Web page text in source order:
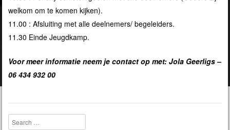
welkom om te komen kĳken).
11.00 : Afsluiting met alle deelnemers/ begeleiders.
11.30 Einde Jeugdkamp.
Voor meer informatie neem je contact op met: Jola Geerligs –
06 434 932 00
Search